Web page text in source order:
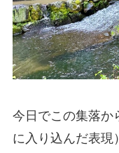
今日でこの集落か
に入り込んだ表現）